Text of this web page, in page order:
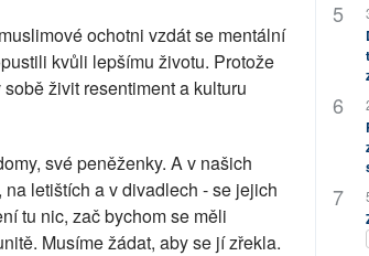
ochotni vzdát se mentální
kvůli lepšímu životu. Protože
živit resentiment a kulturu
své peněženky. A v našich
letištích a v divadlech - se jejich
tu nic, zač bychom se měli
Musíme žádat, aby se jí zřekla.